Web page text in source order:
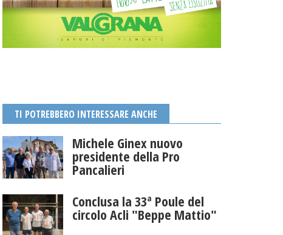
TI POTREBBERO INTERESSARE ANCHE
Michele Ginex nuovo
presidente della Pro
Pancalieri
Conclusa la 33ª Poule del
circolo Acli "Beppe Mattio"